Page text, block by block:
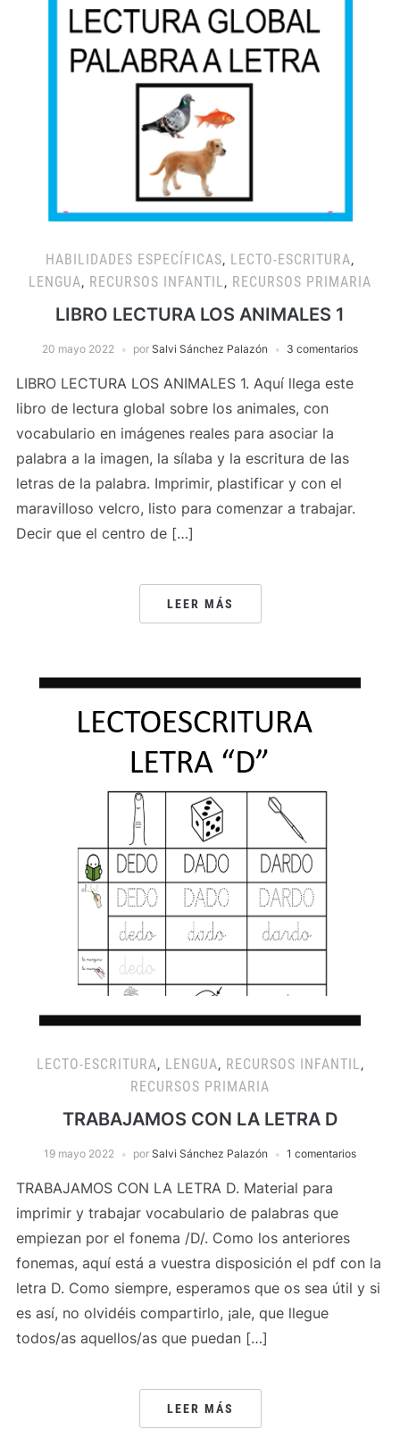
HABILIDADES ESPECÍFICAS, LECTO-ESCRITURA,
LENGUA, RECURSOS INFANTIL, RECURSOS PRIMARIA
LIBRO LECTURA LOS ANIMALES 1
20 mayo 2022 por Salvi Sánchez Palazón 3 comentarios
LIBRO LECTURA LOS ANIMALES 1. Aquí llega este
libro de lectura global sobre los animales, con
vocabulario en imágenes reales para asociar la
palabra a la imagen, la sílaba y la escritura de las
letras de la palabra. Imprimir, plastificar y con el
maravilloso velcro, listo para comenzar a trabajar.
Decir que el centro de […]
LEER MÁS
LECTO-ESCRITURA, LENGUA, RECURSOS INFANTIL,
RECURSOS PRIMARIA
TRABAJAMOS CON LA LETRA D
19 mayo 2022 por Salvi Sánchez Palazón 1 comentarios
TRABAJAMOS CON LA LETRA D. Material para
imprimir y trabajar vocabulario de palabras que
empiezan por el fonema /D/. Como los anteriores
fonemas, aquí está a vuestra disposición el pdf con la
letra D. Como siempre, esperamos que os sea útil y si
es así, no olvidéis compartirlo, ¡ale, que llegue
todos/as aquellos/as que puedan […]
LEER MÁS